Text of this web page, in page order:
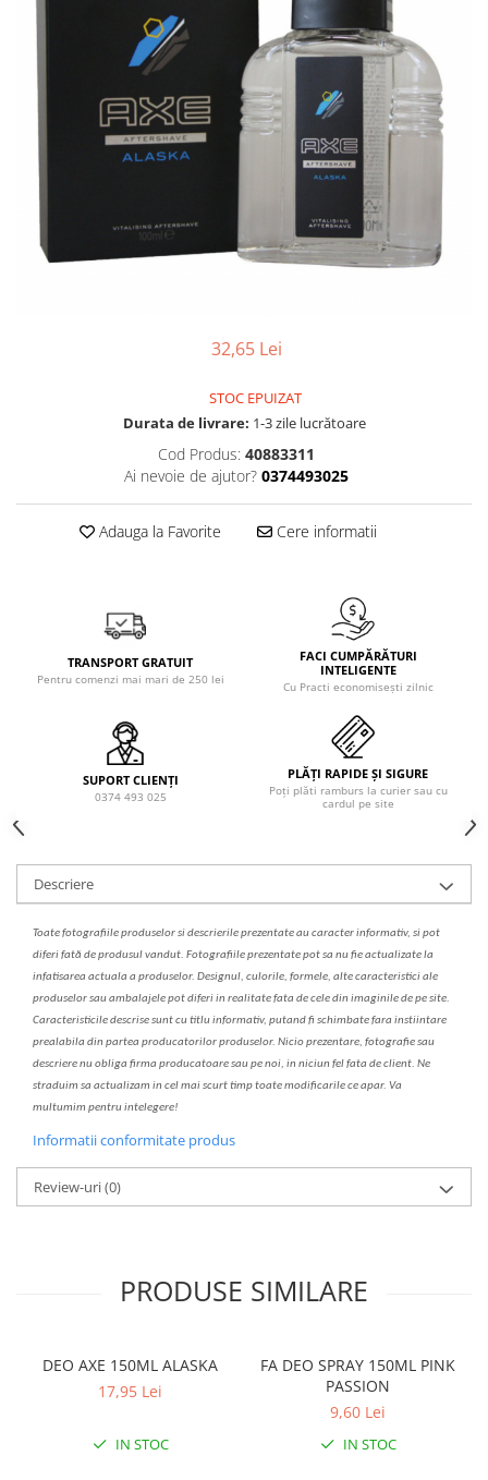
Detergent pardoseala
Detergent toaleta
Echipamente de curăţenie
Folie aluminiu,folie alimentara
Galeata mop
Insecticide
Lavete de curatare
Indepartarea parului
Lotiune de corp
Pachete de cadouri
Parfum
Pasta de dinti
Pensula machiaj
Periuta de dinti
Produse pentru curatarea tenului
Tratament pentru par, conditioner
Vata demachianta
32,65 Lei
STOC EPUIZAT
Durata de livrare: 1-3 zile lucrătoare
Cod Produs: 40883311
Ai nevoie de ajutor? 0374493025
Adauga la Favorite Cere informatii
TRANSPORT GRATUIT
Pentru comenzi mai mari de 250 lei
FACI CUMPĂRĂTURI
INTELIGENTE
Cu Practi economisești zilnic
SUPORT CLIENȚI
0374 493 025
PLĂȚI RAPIDE ȘI SIGURE
Poți plăti ramburs la curier sau cu
cardul pe site
Descriere
Toate fotografiile produselorsidescrierileprezentate au caracter informativ, si pot
diferi fată de produsul vandut. Fotografiile prezentate pot sa nu fie actualizate la
infatisarea actuala a produselor. Designul, culorile, formele, alte caracteristici ale
produselor sau ambalajele pot diferi in realitate fata de cele din imaginile de pe site.
Caracteristicile descrise sunt cu titlu informativ, putand fi schimbate fara instiintare
prealabila din partea producatorilor produselor. Nicio prezentare, fotografie sau
descriere nu obliga firma producatoare sau pe noi, in niciun fel fata de client. Ne
straduim sa actualizam in cel mai scurt timp toate modificarile ce apar. Va
multumim pentru intelegere!
Informatii conformitate produs
Review-uri(0)
PRODUSE SIMILARE
DEO AXE 150ML ALASKA
17,95 Lei
IN STOC
FA DEO SPRAY 150ML PINK
PASSION
9,60 Lei
IN STOC